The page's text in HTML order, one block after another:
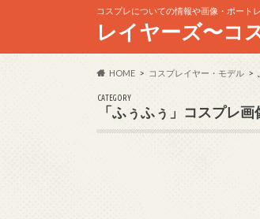
コスプレについての情報や画像・ポート
レイヤーズ〜コ
HOME コスプレイヤー・モデル
CATEGORY
「ふぅふぅ」コスプレ